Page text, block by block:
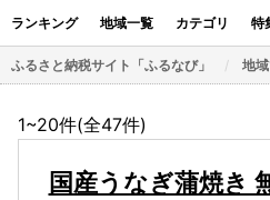
ランキング 地域一覧 カテゴリ 特
ふるさと納税サイト「ふるなび」 地
1~20件(全47件)
国産うなぎ蒲焼き